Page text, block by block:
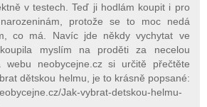
v testech. Teď ji hodlám koupit i pro
protože se to moc nedá
co má. Navíc jde někdy vychytat ve
myslím na proděti za necelou
webu neobycejne.cz si určitě přečtěte
dětskou helmu, je to krásně popsané:
Jak-vybrat-detskou-helmu-